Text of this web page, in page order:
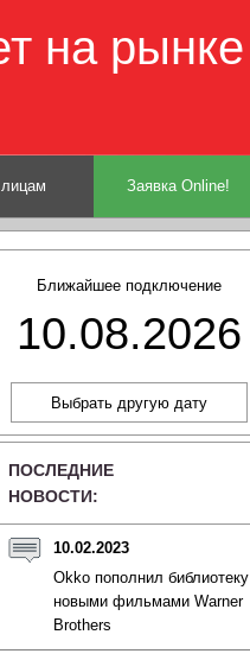
на рынке
Заявка Online!
Ближайшее подключение
10.08.2026
ПОСЛЕДНИЕ
НОВОСТИ:
10.02.2023
Okko пополнил библиотеку
новыми фильмами Warner
Brothers